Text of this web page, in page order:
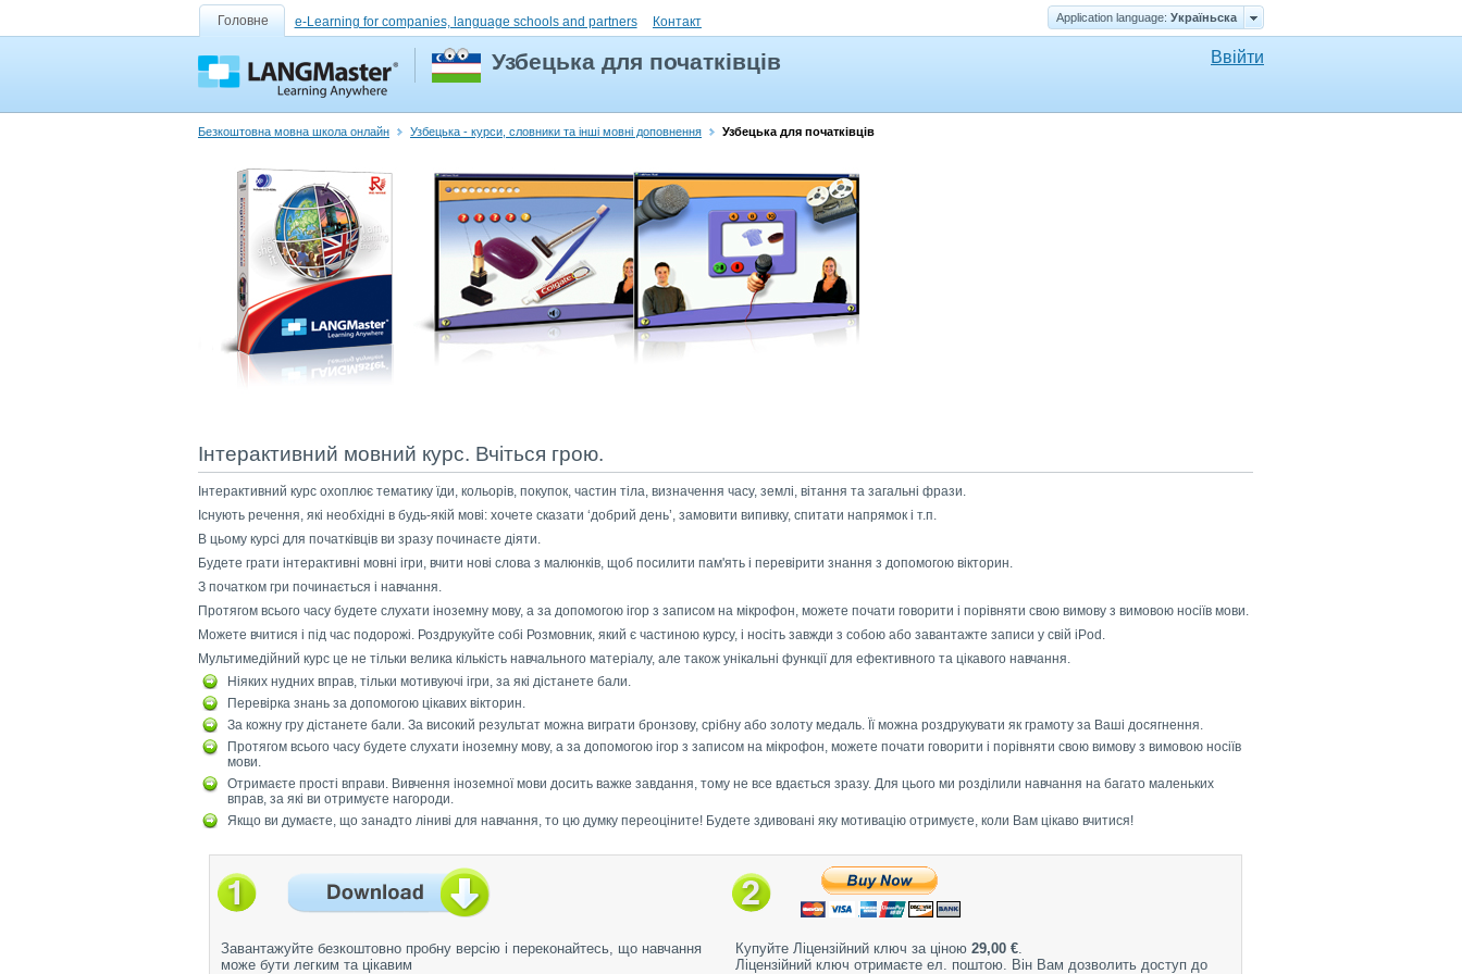
Головне e-Learning for companies, language schools and partners Контакт Application language: Україньска
Узбецька для початківців Ввійти
Безкоштовна мовна школа онлайн Узбецька - курси, словники та інші мовні доповнення Узбецька для початківців
Інтерактивний мовний курс. Вчіться грою.
Інтерактивний курс охоплює тематику їди, кольорів, покупок, частин тіла, визначення часу, землі, вітання та загальні фрази.
Існують речення, які необхідні в будь-якій мові: хочете сказати ‘добрий день’, замовити випивку, спитати напрямок і т.п.
В цьому курсі для початківців ви зразу починаєте діяти.
Будете грати інтерактивні мовні ігри, вчити нові слова з малюнків, щоб посилити пам'ять і перевірити знання з допомогою вікторин.
З початком гри починається і навчання.
Протягом всього часу будете слухати іноземну мову, а за допомогою ігор з записом на мікрофон, можете почати говорити і порівняти свою вимову з вимовою носіїв мови.
Можете вчитися і під час подорожі. Роздрукуйте собі Розмовник, який є частиною курсу, і носіть завжди з собою або завантажте записи у свій iPod.
Мультимедійний курс це не тільки велика кількість навчального матеріалу, але також унікальні функції для ефективного та цікавого навчання.
Ніяких нудних вправ, тільки мотивуючі ігри, за які дістанете бали.
Перевірка знань за допомогою цікавих вікторин.
За кожну гру дістанете бали. За високий результат можна виграти бронзову, срібну або золоту медаль. Її можна роздрукувати як грамоту за Ваші досягнення.
Протягом всього часу будете слухати іноземну мову, а за допомогою ігор з записом на мікрофон, можете почати говорити і порівняти свою вимову з вимовою носіїв
мови.
Отримаєте прості вправи. Вивчення іноземної мови досить важке завдання, тому не все вдається зразу. Для цього ми розділили навчання на багато маленьких
вправ, за які ви отримуєте нагороди.
Якщо ви думаєте, що занадто ліниві для навчання, то цю думку переоціните! Будете здивовані яку мотивацію отримуєте, коли Вам цікаво вчитися!
Завантажуйте безкоштовно пробну версію і переконайтесь, що навчання
може бути легким та цікавим
Купуйте Ліцензійний ключ за ціною 29,00 €
Ліцензійний ключ отримаєте ел. поштою. Він Вам дозволить доступ до